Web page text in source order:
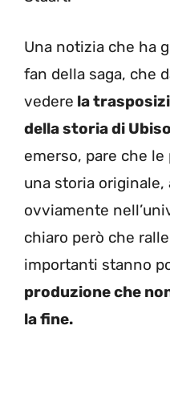
Una notizia che ha
fan della saga, che
vedere la
della storia di
emerso, pare che
una storia originale,
ovviamente
chiaro però che
importanti stanno
produzione che
la fine.